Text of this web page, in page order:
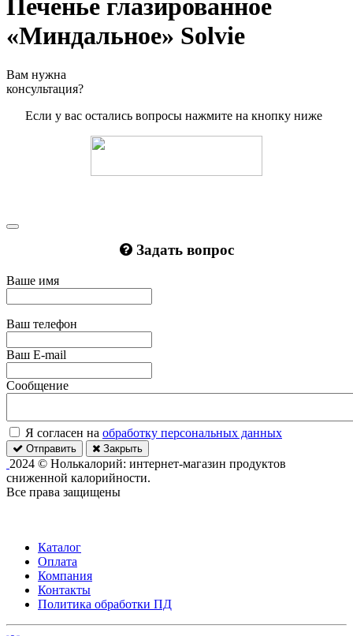
Печенье глазированное
«Миндальное» Solvie
Вам нужна
консультация?
Если у вас остались вопросы нажмите на кнопку ниже
Задать вопрос
Ваше имя
Ваш телефон
Ваш E-mail
Сообщение
Я согласен на обработку персональных данных
Отправить Закрыть
2024 © Нолькалорий: интернет-магазин продуктов
сниженной калорийности.
Все права защищены
Каталог
Оплата
Компания
Контакты
Политика обработки ПД